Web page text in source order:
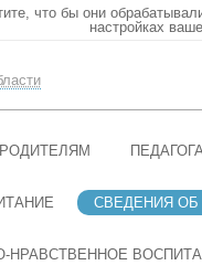
что бы они
настройках
РОДИТЕЛЯМ
СВЕДЕНИЯ ОБ
НРАВСТВЕННОЕ